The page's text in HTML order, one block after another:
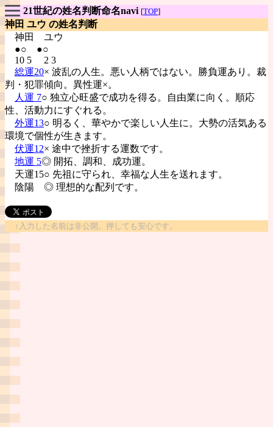
21世紀の姓名判断命名navi [TOP]
神田 ユウ の姓名判断
神田 ユウ
●○ ●○
10 5 2 3
総運20× 波乱の人生。悪い人柄ではない。勝負運あり。裁
判・犯罪傾向。異性運×。
人運 7○ 独立心旺盛で成功を得る。自由業に向く。順応
性、活動力にすぐれる。
外運13○ 明るく、華やかで楽しい人生に。大勢の活気ある
環境で個性が生きます。
伏運12× 途中で挫折する運数です。
地運 5◎ 開拓、調和、成功運。
天運15○ 先祖に守られ、幸福な人生を送れます。
陰陽 ◎ 理想的な配列です。
↑入力した名前は非公開。押しても安心です。